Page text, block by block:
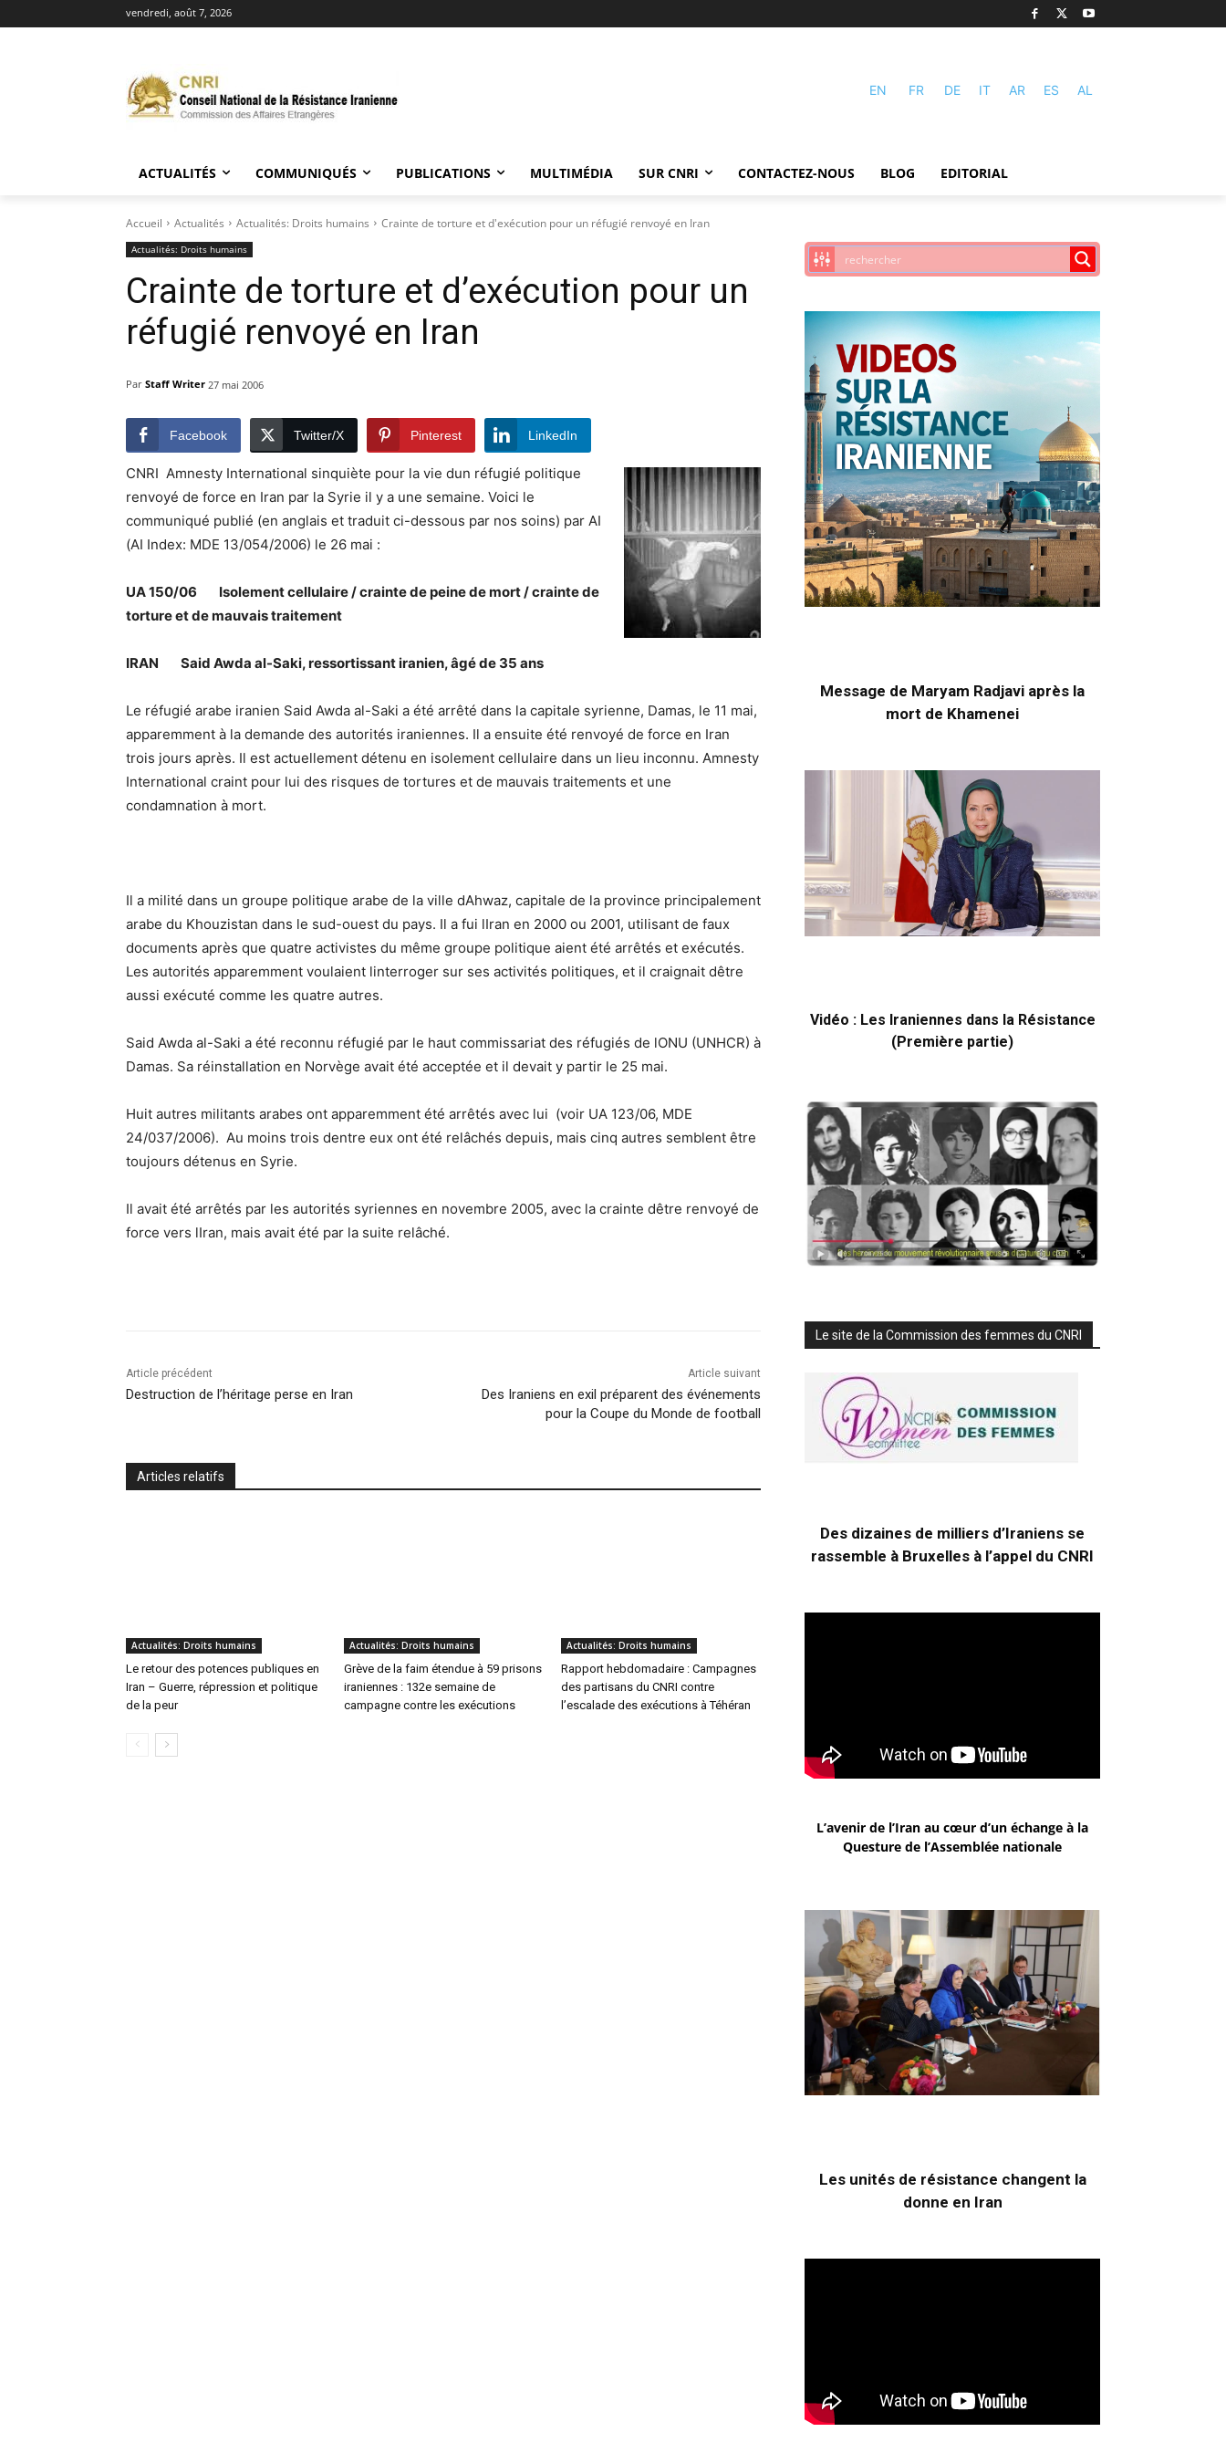
vendredi, août 7, 2026
EN FR DE IT AR ES AL
ACTUALITÉS COMMUNIQUÉS PUBLICATIONS MULTIMÉDIA SUR CNRI CONTACTEZ-NOUS BLOG EDITORIAL
Accueil Actualités Actualités: Droits humains Crainte de torture et d'exécution pour un réfugié renvoyé en Iran
Actualités: Droits humains
Crainte de torture et d’exécution pour un
réfugié renvoyé en Iran
Par Staff Writer 27 mai 2006
Facebook Twitter/X Pinterest LinkedIn
CNRI  Amnesty International sinquiète pour la vie dun réfugié politique
renvoyé de force en Iran par la Syrie il y a une semaine. Voici le
communiqué publié (en anglais et traduit ci-dessous par nos soins) par AI
(AI Index: MDE 13/054/2006) le 26 mai :
UA 150/06 Isolement cellulaire / crainte de peine de mort / crainte de
torture et de mauvais traitement
IRAN Said Awda al-Saki, ressortissant iranien, âgé de 35 ans
Le réfugié arabe iranien Said Awda al-Saki a été arrêté dans la capitale syrienne, Damas, le 11 mai,
apparemment à la demande des autorités iraniennes. Il a ensuite été renvoyé de force en Iran
trois jours après. Il est actuellement détenu en isolement cellulaire dans un lieu inconnu. Amnesty
International craint pour lui des risques de tortures et de mauvais traitements et une
condamnation à mort.
Il a milité dans un groupe politique arabe de la ville dAhwaz, capitale de la province principalement
arabe du Khouzistan dans le sud-ouest du pays. Il a fui lIran en 2000 ou 2001, utilisant de faux
documents après que quatre activistes du même groupe politique aient été arrêtés et exécutés.
Les autorités apparemment voulaient linterroger sur ses activités politiques, et il craignait dêtre
aussi exécuté comme les quatre autres.
Said Awda al-Saki a été reconnu réfugié par le haut commissariat des réfugiés de lONU (UNHCR) à
Damas. Sa réinstallation en Norvège avait été acceptée et il devait y partir le 25 mai.
Huit autres militants arabes ont apparemment été arrêtés avec lui (voir UA 123/06, MDE
24/037/2006). Au moins trois dentre eux ont été relâchés depuis, mais cinq autres semblent être
toujours détenus en Syrie.
Il avait été arrêtés par les autorités syriennes en novembre 2005, avec la crainte dêtre renvoyé de
force vers lIran, mais avait été par la suite relâché.
Article précédent
Destruction de l’héritage perse en Iran
Article suivant
Des Iraniens en exil préparent des événements
pour la Coupe du Monde de football
Articles relatifs
Actualités: Droits humains
Le retour des potences publiques en
Iran – Guerre, répression et politique
de la peur
Actualités: Droits humains
Grève de la faim étendue à 59 prisons
iraniennes : 132e semaine de
campagne contre les exécutions
Actualités: Droits humains
Rapport hebdomadaire : Campagnes
des partisans du CNRI contre
l’escalade des exécutions à Téhéran
Message de Maryam Radjavi après la
mort de Khamenei
Vidéo : Les Iraniennes dans la Résistance
(Première partie)
Le site de la Commission des femmes du CNRI
Des dizaines de milliers d’Iraniens se
rassemble à Bruxelles à l’appel du CNRI
L’avenir de l’Iran au cœur d’un échange à la
Questure de l’Assemblée nationale
Les unités de résistance changent la
donne en Iran